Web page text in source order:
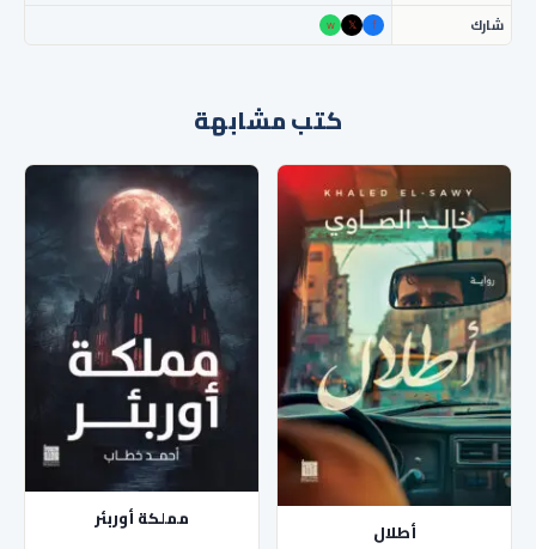
شارك
f
𝕏
w
كتب مشابهة
أطلال مملكة أوربئر